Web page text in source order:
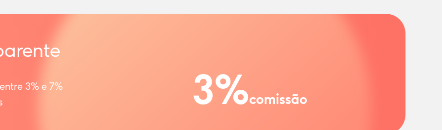
3% e 7%
3%comissão